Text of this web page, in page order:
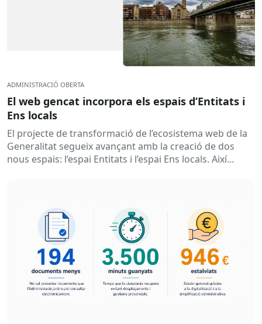
ADMINISTRACIÓ OBERTA
El web gencat incorpora els espais d’Entitats i
Ens locals
El projecte de transformació de l’ecosistema web de la
Generalitat segueix avançant amb la creació de dos
nous espais: l’espai Entitats i l’espai Ens locals. Així...